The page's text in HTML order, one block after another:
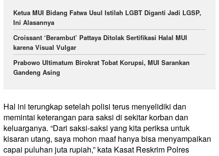
Ketua MUI Bidang Fatwa Usul Istilah LGBT Diganti Jadi LGSP,
Ini Alasannya
Croissant ‘Berambut’ Pattaya Ditolak Sertifikasi Halal MUI
karena Visual Vulgar
Prabowo Ultimatum Birokrat Tobat Korupsi, MUI Sarankan
Gandeng Asing
Hal ini terungkap setelah polisi terus menyelidiki dan
memintai keterangan para saksi di sekitar korban dan
keluarganya. “Dari saksi-saksi yang kita periksa untuk
kisaran utang, saya mohon maaf hanya bisa menyampaikan
capai puluhan juta rupiah,” kata Kasat Reskrim Polres